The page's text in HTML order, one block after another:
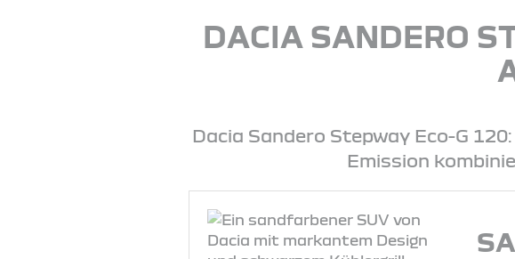
DACIA SANDERO
Dacia Sandero Stepway Eco-G
Emission